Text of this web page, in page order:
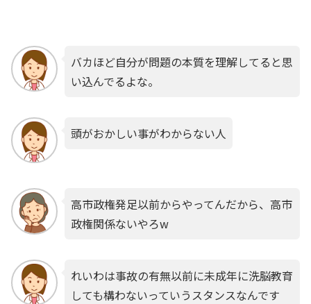
バカほど自分が問題の本質を理解してると思
い込んでるよな。
頭がおかしい事がわからない人
高市政権発足以前からやってんだから、高市
政権関係ないやろw
れいわは事故の有無以前に未成年に洗脳教育
しても構わないっていうスタンスなんです